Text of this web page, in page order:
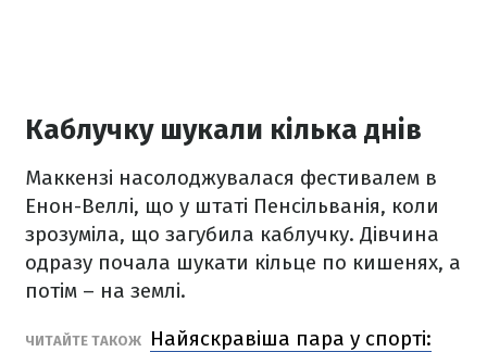
Каблучку шукали кілька днів
Маккензі насолоджувалася фестивалем в
Енон-Веллі, що у штаті Пенсільванія, коли
зрозуміла, що загубила каблучку. Дівчина
одразу почала шукати кільце по кишенях, а
потім – на землі.
ЧИТАЙТЕ ТАКОЖ
Найяскравіша пара у спорті: